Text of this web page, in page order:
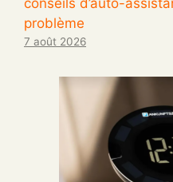
problème
7 août 2026